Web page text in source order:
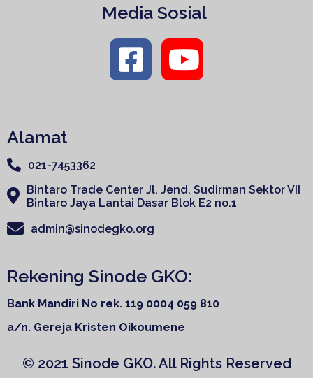
Media Sosial
Alamat
021-7453362
Bintaro Trade Center Jl. Jend. Sudirman Sektor VII
Bintaro Jaya Lantai Dasar Blok E2 no.1
admin@sinodegko.org
Rekening Sinode GKO:
Bank Mandiri No rek. 119 0004 059 810
a/n. Gereja Kristen Oikoumene
© 2021 Sinode GKO. All Rights Reserved